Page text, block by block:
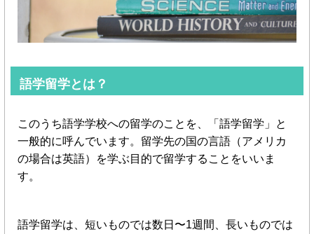
語学留学とは？
このうち語学学校への留学のことを、「語学留学」と
一般的に呼んでいます。留学先の国の言語（アメリカ
の場合は英語）を学ぶ目的で留学することをいいま
す。
語学留学は、短いものでは数日〜1週間、長いものでは